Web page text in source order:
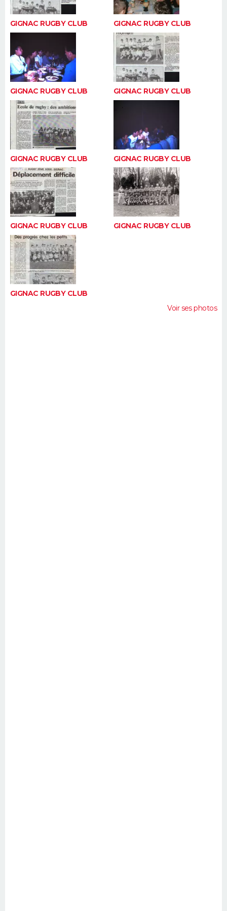
GIGNAC RUGBY CLUB GIGNAC RUGBY CLUB
GIGNAC RUGBY CLUB GIGNAC RUGBY CLUB
GIGNAC RUGBY CLUB GIGNAC RUGBY CLUB
GIGNAC RUGBY CLUB GIGNAC RUGBY CLUB
GIGNAC RUGBY CLUB
Voir ses photos